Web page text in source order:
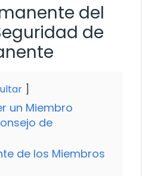
del
de
un Miembro
de
de los Miembros